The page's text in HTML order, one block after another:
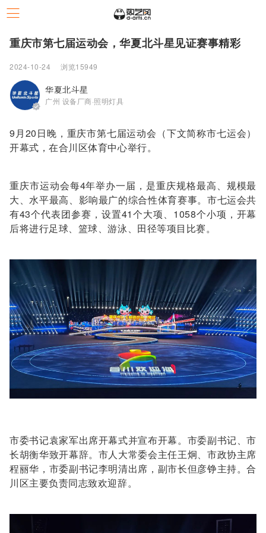
重庆市第七届运动会，华夏北斗星见证赛事精彩
2024-10-24 浏览15949
华夏北斗星
广州 设备厂商·照明灯具
9月20日晚，重庆市第七届运动会（下文简称市七运会）
开幕式，在合川区体育中心举行。
重庆市运动会每4年举办一届，是重庆规格最高、规模最
大、水平最高、影响最广的综合性体育赛事。市七运会共
有43个代表团参赛，设置41个大项、1058个小项，开幕
后将进行足球、篮球、游泳、田径等项目比赛。
市委书记袁家军出席开幕式并宣布开幕。市委副书记、市
长胡衡华致开幕辞。市人大常委会主任王炯、市政协主席
程丽华，市委副书记李明清出席，副市长但彦铮主持。合
川区主要负责同志致欢迎辞。